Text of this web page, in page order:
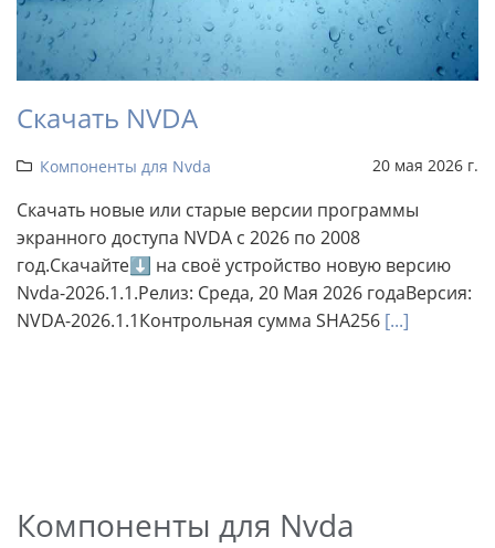
Скачать NVDA
Компоненты для Nvda 20 мая 2026 г.
Скачать новые или старые версии программы
экранного доступа NVDA с 2026 по 2008
год.Скачайте⬇ на своё устройство новую версию
Nvda-2026.1.1.Релиз: Среда, 20 Мая 2026 годаВерсия:
NVDA-2026.1.1Контрольная сумма SHA256 [...]
Компоненты для Nvda